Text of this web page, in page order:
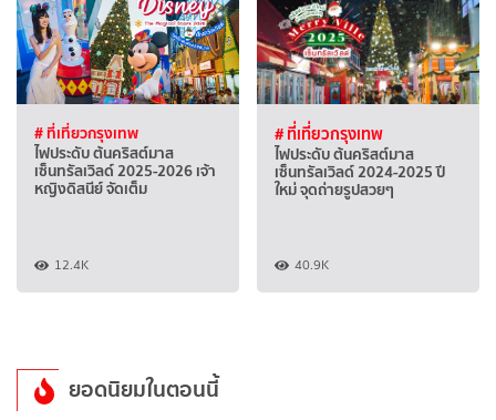
# ที่เที่ยวกรุงเทพ
ไฟประดับ ต้นคริสต์มาส
เซ็นทรัลเวิลด์ 2025-2026 เจ้า
หญิงดิสนีย์ จัดเต็ม
12.4K
# ที่เที่ยวกรุงเทพ
ไฟประดับ ต้นคริสต์มาส
เซ็นทรัลเวิลด์ 2024-2025 ปี
ใหม่ จุดถ่ายรูปสวยๆ
40.9K
ยอดนิยมในตอนนี้